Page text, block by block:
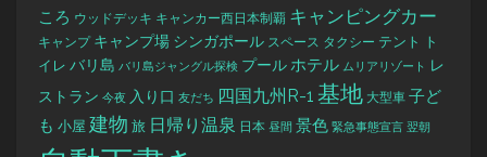
ころ ウッドデッキ キャンカー西日本制覇 キャンピングカー
キャンプ キャンプ場 シンガポール スペース タクシー テント
ト
イレ バリ島 バリ島ジャングル探検 プール ホテル ムリアリゾート
レ
ストラン 今夜 入り口 友だち 四国九州R-1 基地 大型車 子ど
も 小屋 建物 旅 日帰り温泉 日本 昼間 景色 緊急事態宣言 翌朝